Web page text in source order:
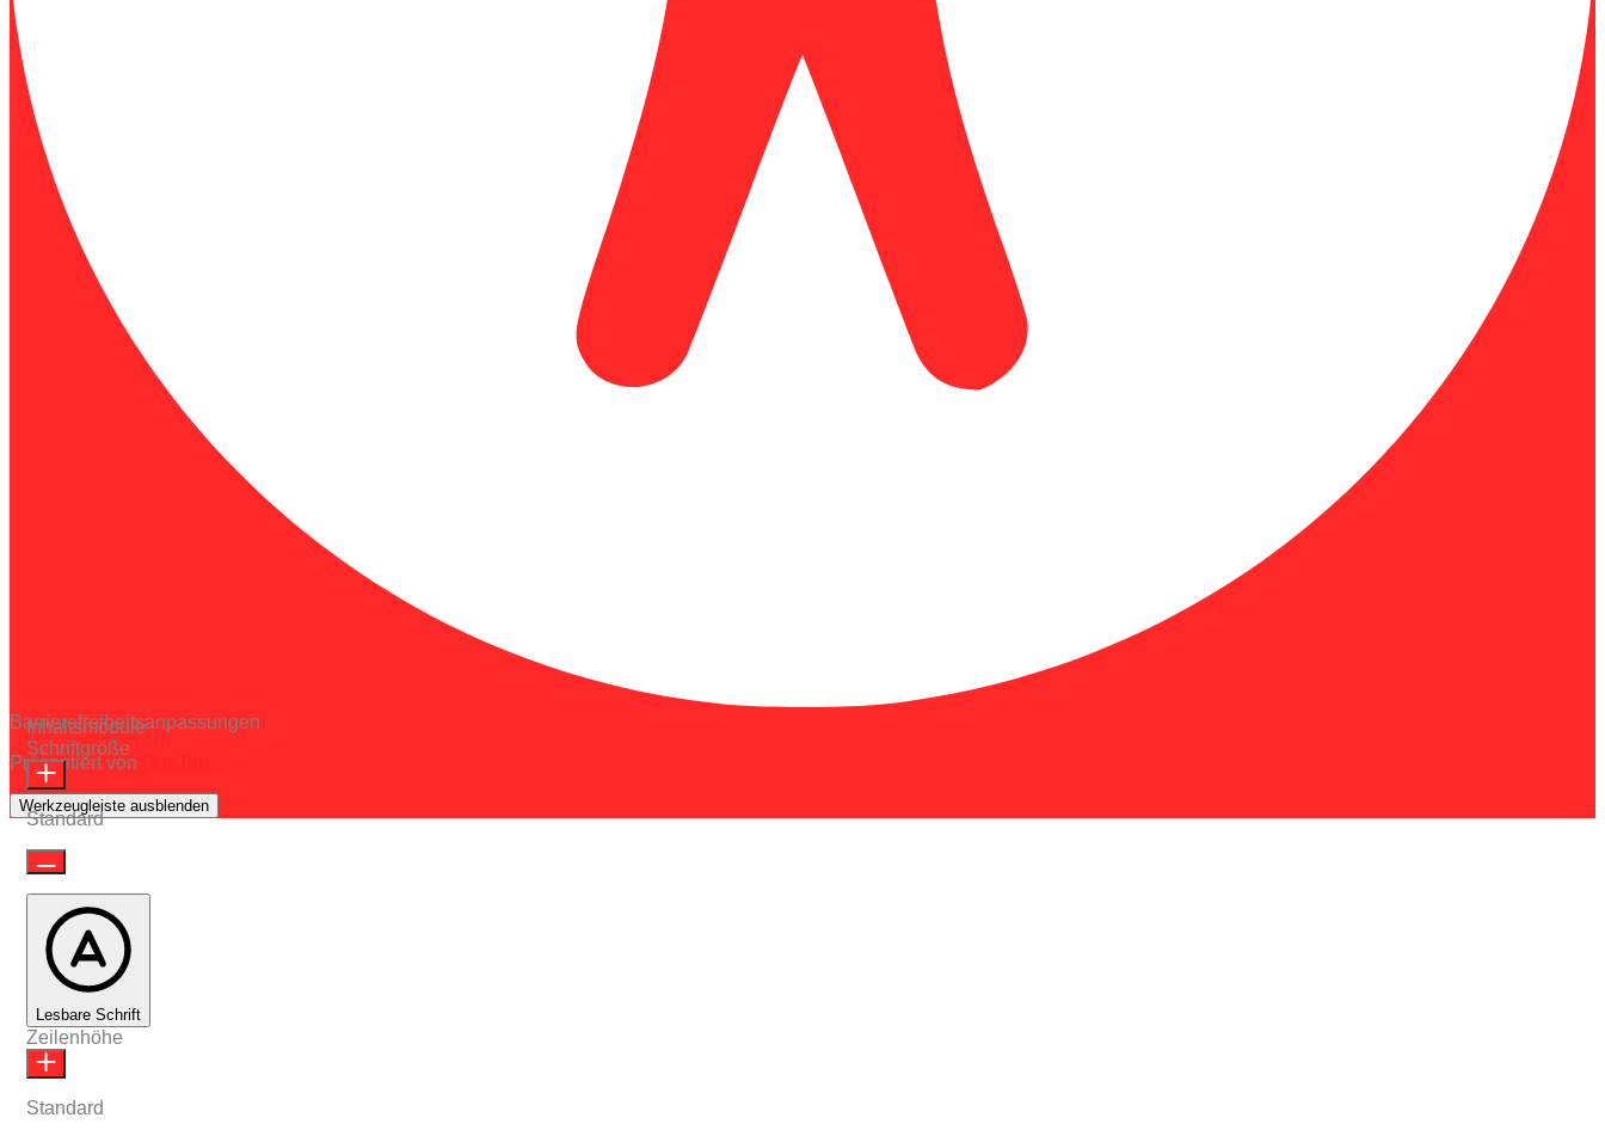
Barrierefreiheitsanpassungen
Präsentiert von
Werkzeugleiste ausblenden
Inhaltsmodule
Schriftgröße
Standard
Lesbare Schrift
Zeilenhöhe
Standard